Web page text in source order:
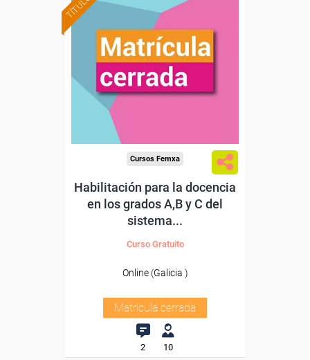
Cursos Femxa
Habilitación para la docencia
en los grados A,B y C del
sistema...
Curso Gratuito
Online (Galicia )
Matrícula cerrada
2 10